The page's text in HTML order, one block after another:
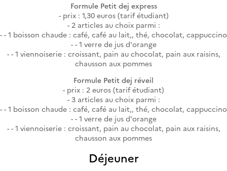
Formule Petit dej express
prix : 1,30 euros (tarif étudiant)
2 articles au choix parmi :
- 1 boisson chaude : café, café au lait,, thé, chocolat, cappuccino
- 1 verre de jus d'orange
- 1 viennoiserie : croissant, pain au chocolat, pain aux raisins,
chausson aux pommes
Formule Petit dej réveil
prix : 2 euros (tarif étudiant)
3 articles au choix parmi :
- 1 boisson chaude : café, café au lait,, thé, chocolat, cappuccino
- 1 verre de jus d'orange
- 1 viennoiserie : croissant, pain au chocolat, pain aux raisins,
chausson aux pommes
Déjeuner